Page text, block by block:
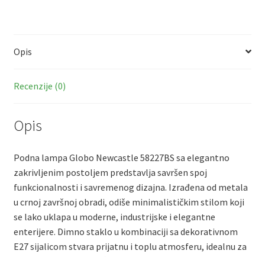
k
Opis
Recenzije (0)
Opis
Podna lampa Globo Newcastle 58227BS sa elegantno
zakrivljenim postoljem predstavlja savršen spoj
funkcionalnosti i savremenog dizajna. Izrađena od metala
u crnoj završnoj obradi, odiše minimalističkim stilom koji
se lako uklapa u moderne, industrijske i elegantne
enterijere. Dimno staklo u kombinaciji sa dekorativnom
E27 sijalicom stvara prijatnu i toplu atmosferu, idealnu za